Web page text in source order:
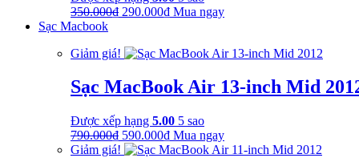
350.000₫ Giá
350.000₫.
290.000₫Giá
là:
Mua ngay
Sạc Macbook
Giảm giá!
Sạc MacBook Air 13-inch Mid
Được xếp hạng 5.00 5 sao
790.000₫ Giá
gốc
590.000₫Giá
hiện
Mua ngay
Giảm giá!